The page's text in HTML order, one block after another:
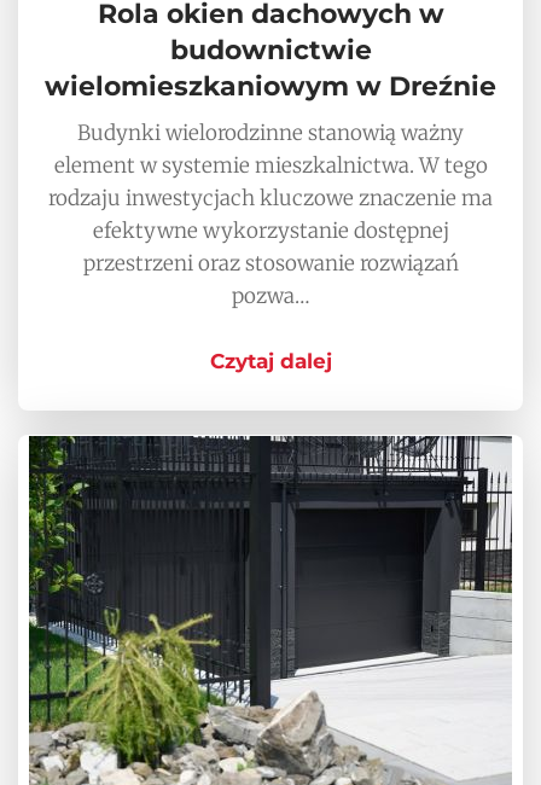
Rola okien dachowych w
budownictwie
wielomieszkaniowym w Dreźnie
Budynki wielorodzinne stanowią ważny
element w systemie mieszkalnictwa. W tego
rodzaju inwestycjach kluczowe znaczenie ma
efektywne wykorzystanie dostępnej
przestrzeni oraz stosowanie rozwiązań
pozwa…
Czytaj dalej